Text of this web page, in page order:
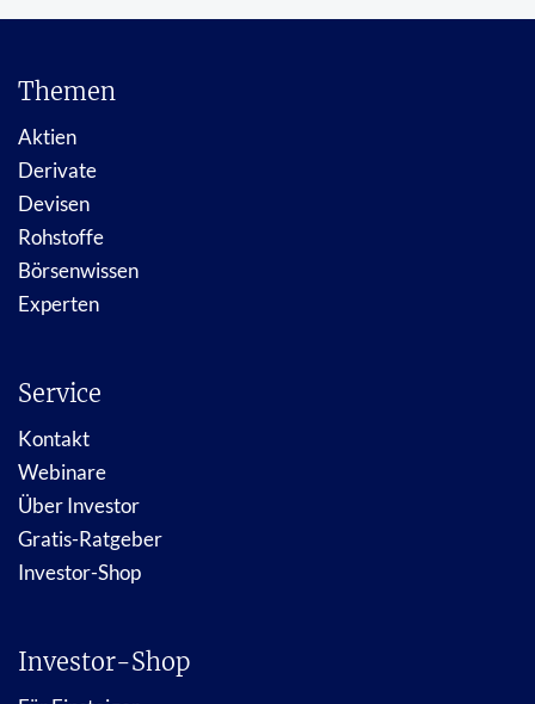
Themen
Aktien
Derivate
Devisen
Rohstoffe
Börsenwissen
Experten
Service
Kontakt
Webinare
Über Investor
Gratis-Ratgeber
Investor-Shop
Investor-Shop